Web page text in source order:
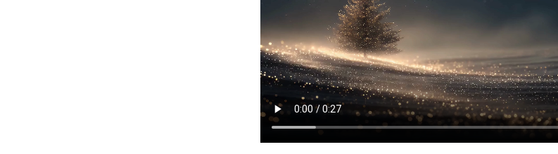
Orkiestra Dęta OSP
Skomielna Biała
Time4Us Dance Family